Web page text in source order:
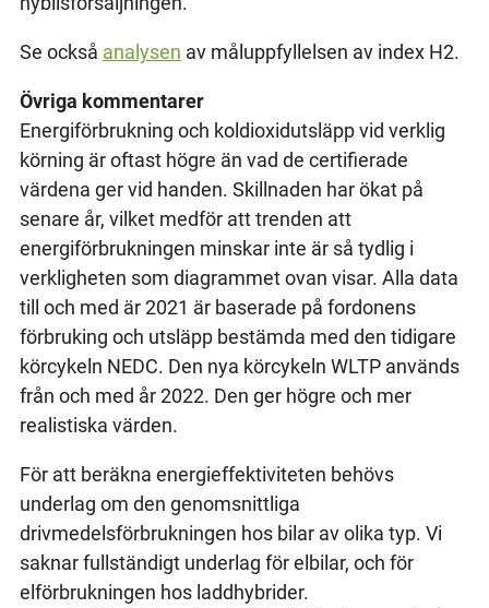
Se också analysen av måluppfyllelsen av index H2.
Övriga kommentarer
Energiförbrukning och koldioxidutsläpp vid verklig
körning är oftast högre än vad de certifierade
värdena ger vid handen. Skillnaden har ökat på
senare år, vilket medför att trenden att
energiförbrukningen minskar inte är så tydlig i
verkligheten som diagrammet ovan visar. Alla data
till och med är 2021 är baserade på fordonens
förbruking och utsläpp bestämda med den tidigare
körcykeln NEDC. Den nya körcykeln WLTP används
från och med år 2022. Den ger högre och mer
realistiska värden.
För att beräkna energieffektiviteten behövs
underlag om den genomsnittliga
drivmedelsförbrukningen hos bilar av olika typ. Vi
saknar fullständigt underlag för elbilar, och för
elförbrukningen hos laddhybrider.